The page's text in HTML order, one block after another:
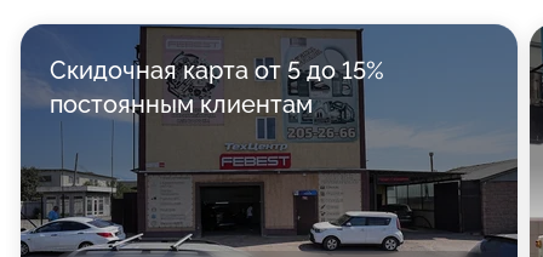
Скидочная карта от 5 до 15%
постоянным клиентам